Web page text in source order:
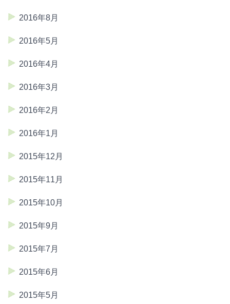
2016年8月
2016年5月
2016年4月
2016年3月
2016年2月
2016年1月
2015年12月
2015年11月
2015年10月
2015年9月
2015年7月
2015年6月
2015年5月